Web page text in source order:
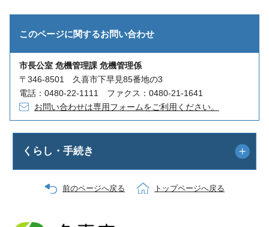
このページに関するお問い合わせ
市長公室 危機管理課 危機管理係
〒346-8501 久喜市下早見85番地の3
電話：0480-22-1111 ファクス：0480-21-1641
お問い合わせは専用フォームをご利用ください。
くらし・手続き
前のページへ戻る トップページへ戻る